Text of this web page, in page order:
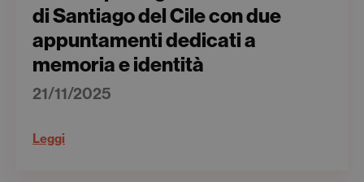
di Santiago del Cile con due
appuntamenti dedicati a
memoria e identità
21/11/2025
Leggi